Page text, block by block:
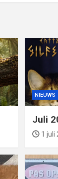
NIEUWS
Juli
1 juli